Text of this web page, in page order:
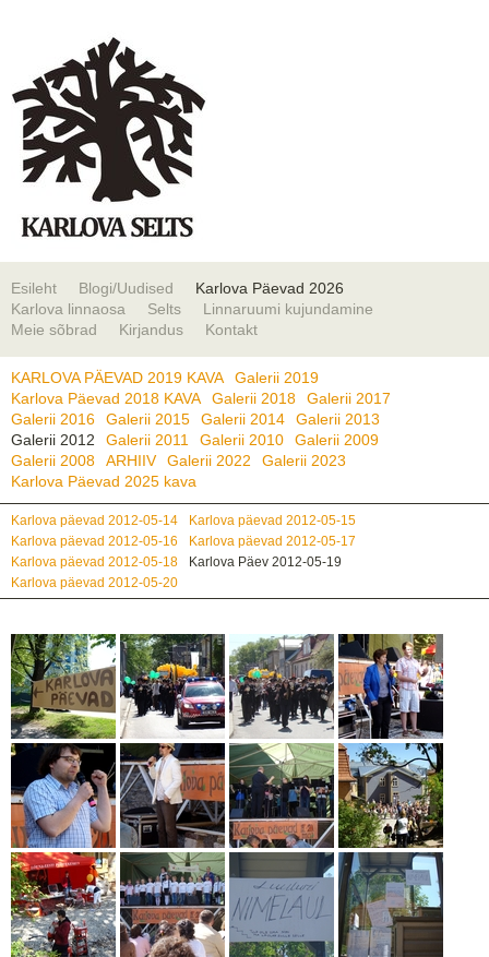
Esileht Blogi/Uudised
Karlova Päevad 2026
Karlova linnaosa
Selts
Linnaruumi kujundamine
Meie sõbrad
Kirjandus Kontakt
KARLOVA PÄEVAD 2019 KAVA
Galerii 2019
Karlova Päevad 2018 KAVA
Galerii 2018
Galerii 2017
Galerii 2016
Galerii 2015 Galerii 2014
Galerii 2013
Galerii 2012
Galerii 2011 Galerii 2010
Galerii 2009
Galerii 2008
ARHIIV Galerii 2022
Galerii 2023
Karlova Päevad 2025 kava
Karlova päevad 2012-05-14
Karlova päevad 2012-05-15
Karlova päevad 2012-05-16
Karlova päevad 2012-05-17
Karlova päevad 2012-05-18
Karlova Päev 2012-05-19
Karlova päevad 2012-05-20